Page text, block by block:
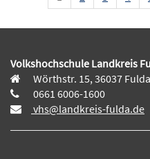
Volkshochschule Landkreis
Wörthstr. 15, 36037 Fulda
0661 6006-1600
vhs@landkreis-fulda.de